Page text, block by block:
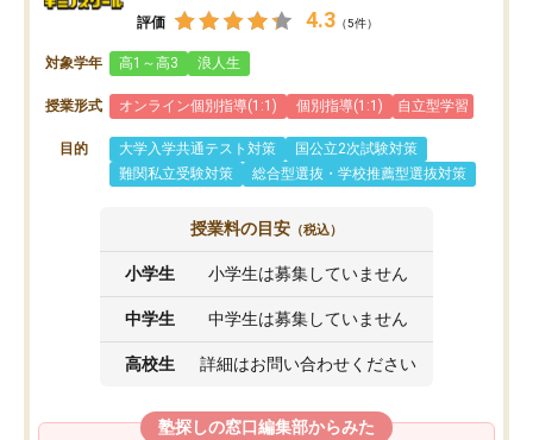
評価 4.3 （5件）
対象学年 高1～高3 浪人生
授業形式 オンライン個別指導(1:1) 個別指導(1:1) 自立型学習
目的 大学入学共通テスト対策
国公立2次試験対策
難関私立受験対策
総合型選抜・学校推薦型選抜対策
授業料の目安 （税込）
小学生 小学生は募集していません
中学生 中学生は募集していません
高校生 詳細はお問い合わせください
塾探しの窓口編集部からみた